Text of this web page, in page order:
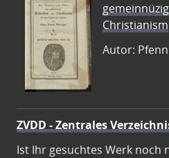
Christianism
Autor:
ZVDD - Zentrales
Ist Ihr gesuchtes Werk noch